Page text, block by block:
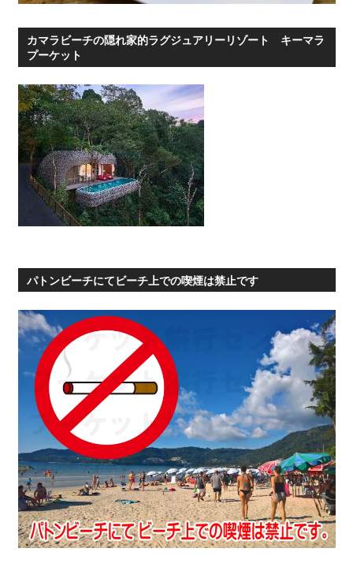
カマラビーチの隠れ家的ラグジュアリーリゾート キーマラ
プーケット
パトンビーチにてビーチ上での喫煙は禁止です